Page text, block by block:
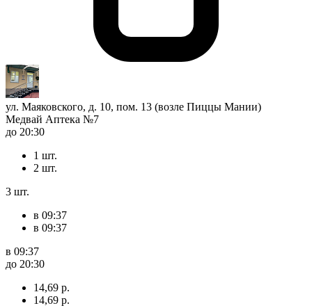
ул. Маяковского, д. 10, пом. 13 (возле Пиццы Мании)
Медвай Аптека №7
до 20:30
1 шт.
2 шт.
3 шт.
в 09:37
в 09:37
в 09:37
до 20:30
14,69 р.
14,69 р.